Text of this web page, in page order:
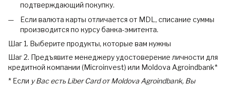
подтверждающий покупку.
Если валюта карты отличается от MDL, списание суммы
производится по курсу банка-эмитента.
Шаг 1. Выберите продукты, которые вам нужны
Шаг 2. Предъявите менеджеру удостоверение личности для
кредитной компании (Microinvest) или Moldova Agroindbank*
* Если у Вас есть Liber Card от Moldova Agroindbank, Вы